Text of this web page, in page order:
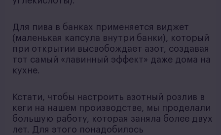
Для пива в банках применяется виджет
(маленькая капсула внутри банки), который
при открытии высвобождает азот, создавая
тот самый «лавинный эффект» даже дома на
кухне.
Кстати, чтобы настроить азотный розлив в
кеги на нашем производстве, мы проделали
большую работу, которая заняла более двух
лет. Для этого понадобилось